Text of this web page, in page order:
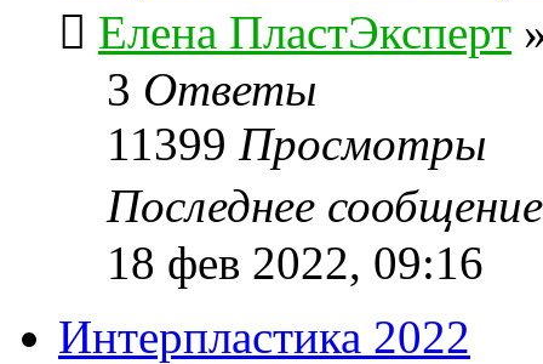
Елена ПластЭксперт
3 Ответы
11399 Просмотры
Последнее
18 фев 2022, 09:16
Интерпластика 2022